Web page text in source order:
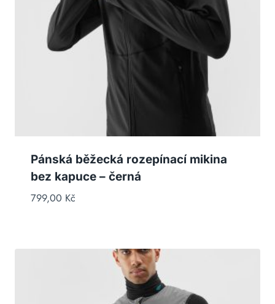
Pánská běžecká rozepínací mikina
bez kapuce – černá
799,00 Kč